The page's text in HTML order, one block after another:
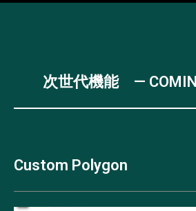
次世代機能 —
Custom Polygon